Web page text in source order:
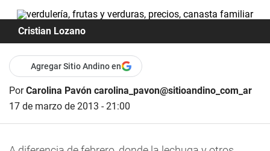
Cristian Lozano
Agregar Sitio Andino en
PorCarolina Pavón carolina_pavon@sitioandino_com_ar
17 de marzo de 2013 - 21:00